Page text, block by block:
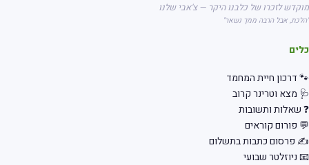
לזכרו של כלבנו היקר — צ'אבי שלנו
אבל הרבה ממך נשאר"
דרכון חיית המחמד
מצא וטרינר קרוב
שאלות ותשובות
פורום קוראים
פרסום כתבות בתשלום
ניוזלטר שבועי